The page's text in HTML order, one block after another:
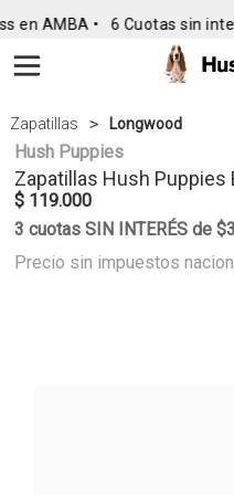
en AMBA • 6 Cuotas sin
Zapatillas Longwood
Hush Puppies
Zapatillas Hush Puppies
$ 119.000
3 cuotas SIN INTERÉS de
Precio sin impuestos